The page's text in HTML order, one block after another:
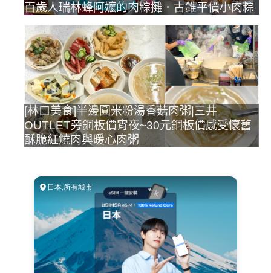
百歲人瑞林蜂阿嬤的肉粽攤．古錐平價小肉粽
[林口美食]半邊圓米粉湯香菇肉粥|三井
OUTLET旁銅板價宵夜~30元銅板價感受懷舊
酥脆紅燒肉與暖心肉粥